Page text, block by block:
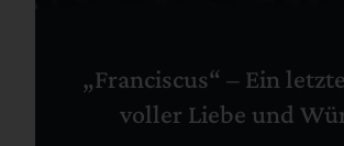
„Franciscus“ – Ein
voller Liebe und